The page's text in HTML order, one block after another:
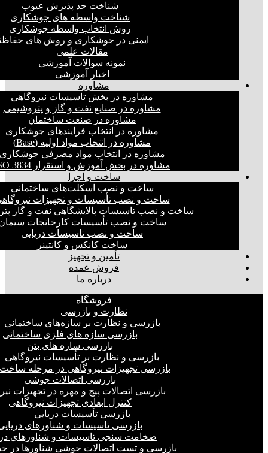
شناخت حد پذیرش عیوب
شناخت واسطه های جوشکاری
روش انتخاب واسطه جوشکاری
ایمنی در جوشکاری و روش های
مقالات علمی
نمونه سوالات آموزشی
اخبار آموزشی
مشاوره
مشاوره در بخش تاسیسات نیروگاهی
مشاوره در صنایع نفت و گاز و پتروشیمی
مشاوره در صنعت ساختمان
مشاوره در انتخاب فرایند‌های جوشکاری
مشاوره در انتخاب مواد اولیه (Base)
مشاوره در انتخاب مواد مصرفی
مشاوره در بخش آموزش و استقرار ISO 3834
ساخت و اجرا
ساخت و نصب اسکلت‌های ساختمانی
ساخت و نصب تأسیسات و تجهیزات
ساخت و نصب تاسیسات پالایشگاهی نفت و گاز
ساخت و نصب تأسیسات کارخانجات
ساخت و نصب تاسیسات دریایی
ساخت کانکس و کانتینر
تأمین و تجهیز
فروش عمده
درباره ما
فروشگاه
نظارت و بازرسی
بازرسی و نظارت بر سازه‌های ساختمانی
بازرسی سازه های فلزی ساختمانی
بازرسی سازه های بتن
بازرسی و نظارت بر تأسیسات نیروگاهی
بازرسی تجهیزات نیروگاهی در مرحله
بازرسی اتصالات جوشی
بازرسی اتصالات پیچ و مهره در تجهیزات
کنترل ابعادی تجهیزات نیروگاهی
بازرسی تأسیسات دریایی
بازرسی تاسیسات و شناورهای
ضخامت سنجی تاسیسات و شناورهای
بازرسی و تست اتصالات جوشی شناورها در